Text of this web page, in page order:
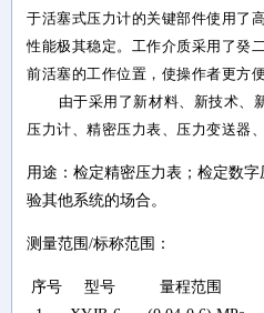
于活塞式压力计的关键部件使用了
性能极其稳定。工作介质采用了癸
前活塞的工作位置，使操作者更方
由于采用了新材料、新技术、
压力计、精密压力表、压力变送器
用途：检定精密压力表；检定数
验其他系统的场合。
测量范围/标称范围：
序号 型号 量程范围